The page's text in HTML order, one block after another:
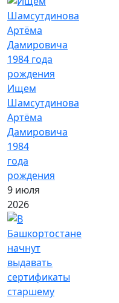
Ищем
Шамсутдинова
Артёма
Дамировича
1984
года
рождения
9 июля
2026